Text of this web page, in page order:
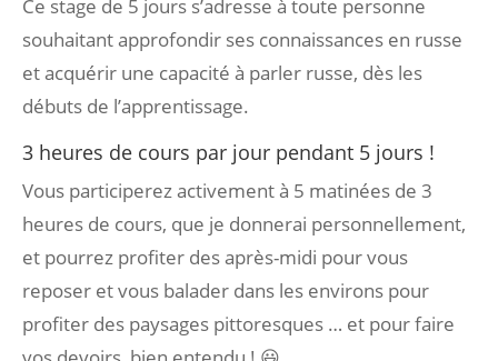
Ce stage de 5 jours s’adresse à toute personne
souhaitant approfondir ses connaissances en russe
et acquérir une capacité à parler russe, dès les
débuts de l’apprentissage.
3 heures de cours par jour pendant 5 jours !
Vous participerez activement à 5 matinées de 3
heures de cours, que je donnerai personnellement,
et pourrez profiter des après-midi pour vous
reposer et vous balader dans les environs pour
profiter des paysages pittoresques … et pour faire